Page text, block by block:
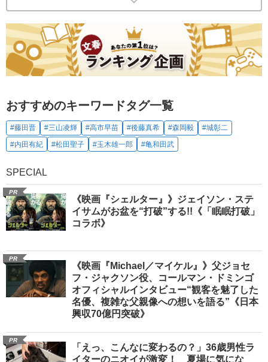
おすすめのキーワードタグ一覧
#藤田晋 #三山凌輝 #高市早苗 #後藤真希 #森岡毅
#城彰二
#内田有紀
#松田聖子 #玉木雄一郎 #亀和田武
SPECIAL
PR
《映画『シェルター』》ジェイソン・ステ
イサムがお盆を“打破”する!!《「眠眠打破」
コラボ》
PR
《映画『Michael／マイケル』》父ジョセ
フ・ジャクソン役、コールマン・ドミンゴ
オフィシャルインタビュー“観客を魅了した
名優、複雑な父親像への想いを語る”《日本
興収70億円突破》
PR
「えっ、こんなに変わるの？」36歳男性ラ
イターのニオイが激変！ 夏場に気にな